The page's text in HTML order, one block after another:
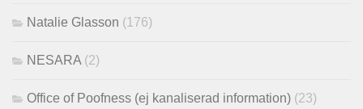
Natalie Glasson (176)
NESARA (2)
Office of Poofness (ej kanaliserad information) (23)